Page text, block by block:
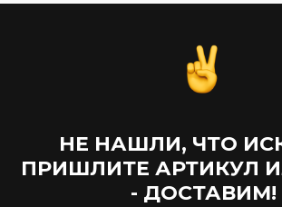
НЕ НАШЛИ, ЧТО
ПРИШЛИТЕ АРТИКУЛ
- ДОСТАВИМ!